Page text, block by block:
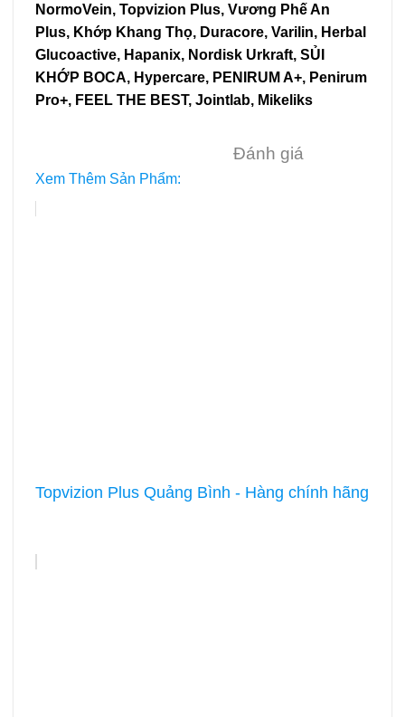
NormoVein, Topvizion Plus, Vương Phế An
Plus, Khớp Khang Thọ, Duracore, Varilin, Herbal
Glucoactive, Hapanix, Nordisk Urkraft, SỦI
KHỚP BOCA, Hypercare, PENIRUM A+, Penirum
Pro+, FEEL THE BEST, Jointlab, Mikeliks
Đánh giá
Xem Thêm Sản Phẩm:
Topvizion Plus Quảng Bình - Hàng chính hãng